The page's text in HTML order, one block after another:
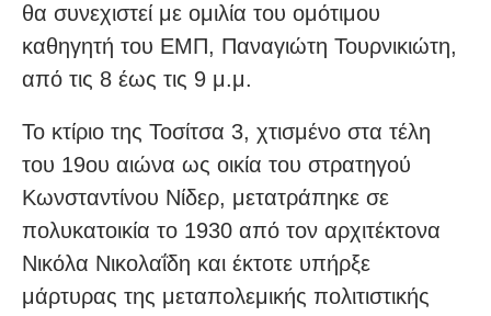
θα συνεχιστεί με ομιλία του ομότιμου
καθηγητή του ΕΜΠ, Παναγιώτη Τουρνικιώτη,
από τις 8 έως τις 9 μ.μ.
Το κτίριο της Τοσίτσα 3, χτισμένο στα τέλη
του 19ου αιώνα ως οικία του στρατηγού
Κωνσταντίνου Νίδερ, μετατράπηκε σε
πολυκατοικία το 1930 από τον αρχιτέκτονα
Νικόλα Νικολαΐδη και έκτοτε υπήρξε
μάρτυρας της μεταπολεμικής πολιτιστικής